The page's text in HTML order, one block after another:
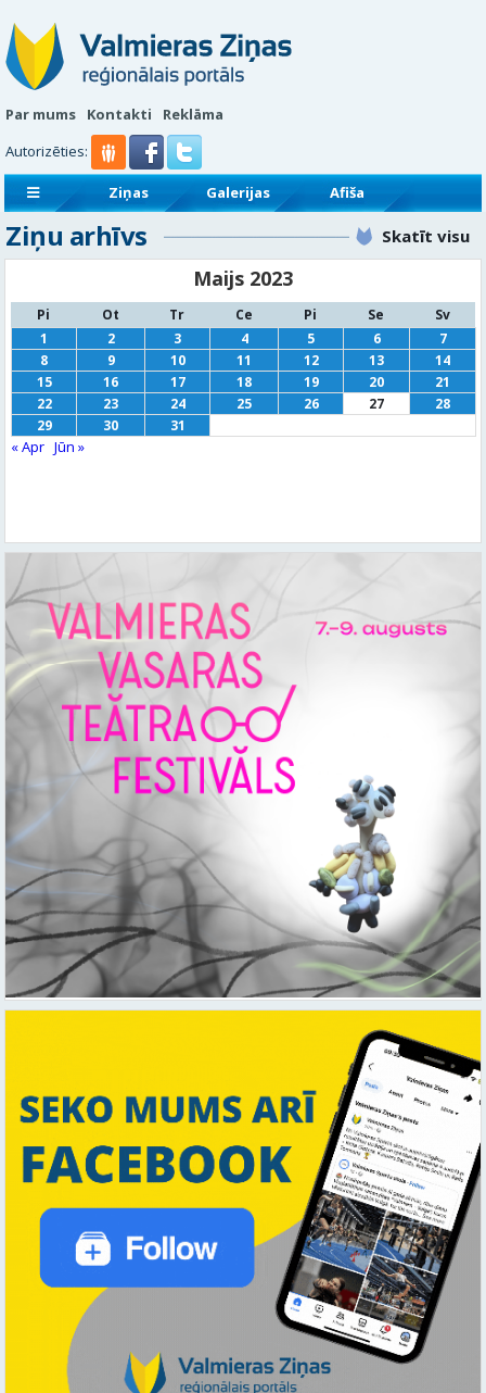
Par mums Kontakti
Reklāma
Autorizēties:
Ziņas Galerijas
Afiša
Sludinājumi
Reklāmraksti
Ziņu arhīvs Skatīt visu
Maijs 2023
Pi Ot Tr Ce Pi Se
Sv
1
2 3 4 5 6
7
8
9 10 11 12 13
14
15
16 17 18 19 20
21
22
23 24 25 26 27
28
29
30 31
« Apr Jūn »